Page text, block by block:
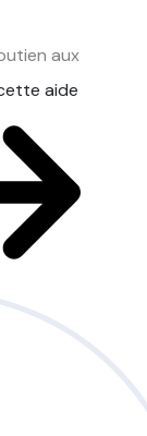
aux
aide